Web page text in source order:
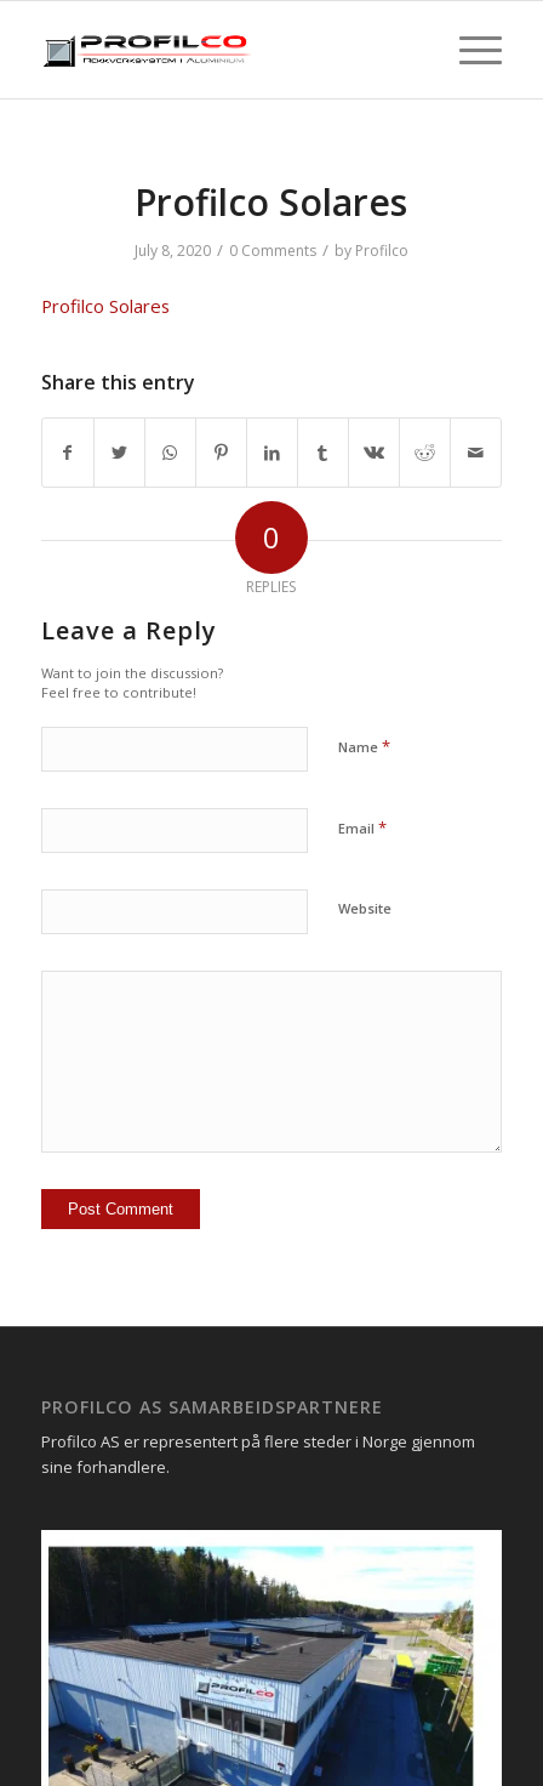
Profilco Solares
July 8, 2020 / 0 Comments / by Profilco
Profilco Solares
Share this entry
0
REPLIES
Leave a Reply
Want to join the discussion?
Feel free to contribute!
Name *
Email *
Website
PROFILCO AS SAMARBEIDSPARTNERE
Profilco AS er representert på flere steder i Norge gjennom
sine forhandlere.